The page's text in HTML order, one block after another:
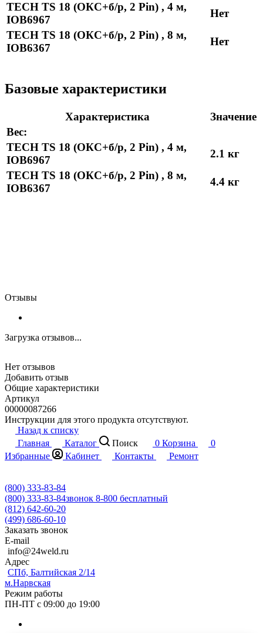
TECH TS 18 (ОКС+б/р, 2 Pin) , 4 м,
IOB6967
Нет
TECH TS 18 (ОКС+б/р, 2 Pin) , 8 м,
IOB6367
Нет
Базовые характеристики
Характеристика
Значение
Вес:
TECH TS 18 (ОКС+б/р, 2 Pin) , 4 м,
IOB6967
2.1 кг
TECH TS 18 (ОКС+б/р, 2 Pin) , 8 м,
IOB6367
4.4 кг
Отзывы
Загрузка отзывов...
Нет отзывов
Добавить отзыв
Общие характеристики
Артикул
00000087266
Инструкции для этого продукта отсутствуют.
Назад к списку
Главная
Каталог Поиск 0 Корзина
0
Избранные
Кабинет Контакты Ремонт
(800) 333-83-84
(800) 333-83-84звонок 8-800 бесплатный
(812) 642-60-20
(499) 686-60-10
Заказать звонок
E-mail
info@24weld.ru
Адрес
СПб, Балтийская 2/14
м.Нарвская
Режим работы
ПН-ПТ с 09:00 до 19:00